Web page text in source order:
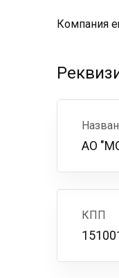
Компания
АО
КПП